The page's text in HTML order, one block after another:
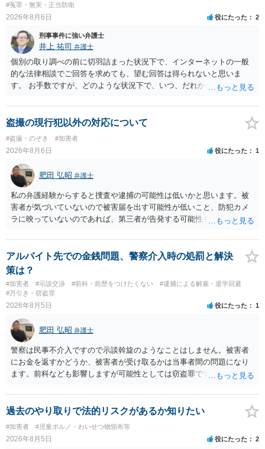
#冤罪・無実・正当防衛
2026年8月6日 役にたった 2
刑事事件に強い弁護士
井上 祐司 弁護士
個別の取り調べの前に切羽詰まった状況下で、インターネットの一般
的な法律相談でご回答を求めても、望む回答は得られないと思いま
す。 お手数ですが、どのような状況下で、いつ、だれからどのような
の程度だと聞いているのかということについて、お近くで詳細な法律
相談を受けられたうえで対処方法を探された方がよいと思われます。
一般論でいえば、任意取り調べの場合、ＩＣレコーダーを持参して取
り調べ内容を録音することは必須だと考えます。
盗撮の現行犯以外の対応について
#盗撮・のぞき #加害者
2026年8月6日 役にたった 1
肥田 弘昭 弁護士
私の弁護経験からすると捜査や逮捕の可能性は低いかと思います。被
害者が気づいていないので被害届を出す可能性が低いこと、防犯カメ
ラに映っていないのであれば、第三者が告発する可能性も低いこと、
座る女性を盗撮(全体像写真1枚と5秒程度の動画)してしまいました。下
着や胸など強調したものではありません。」とありますが、少なくと
も捜査段階では性的姿態等撮影罪の被疑事実で逮捕勾留されるケース
が私の弁護経験では多くなった印象です（最終的には不起訴ないし各
都道府県の迷惑防止条例違反になることもあります）。2度としないこ
とをお勧めいたします。ご参考にしてください。
アルバイト先での金銭問題、警察介入時の処罰と解決
策は？
#加害者 #示談交渉 #前科・前歴をつけたくない
#逮捕による解雇・退学回避
#万引き・窃盗罪
2026年8月5日 役にたった 1
肥田 弘昭 弁護士
警察は民事不介入ですので示談斡旋のようなことはしません。被害者
にお金を返すかどうか、被害者が受け取るかは当事者間の問題になり
ます。前科なども影響しますが可能性としては窃盗罪ですので、逮捕
過去のやり取りで法的リスクがあるか知りたい
#加害者 #児童ポルノ・わいせつ物頒布等
2026年8月5日 役にたった 2